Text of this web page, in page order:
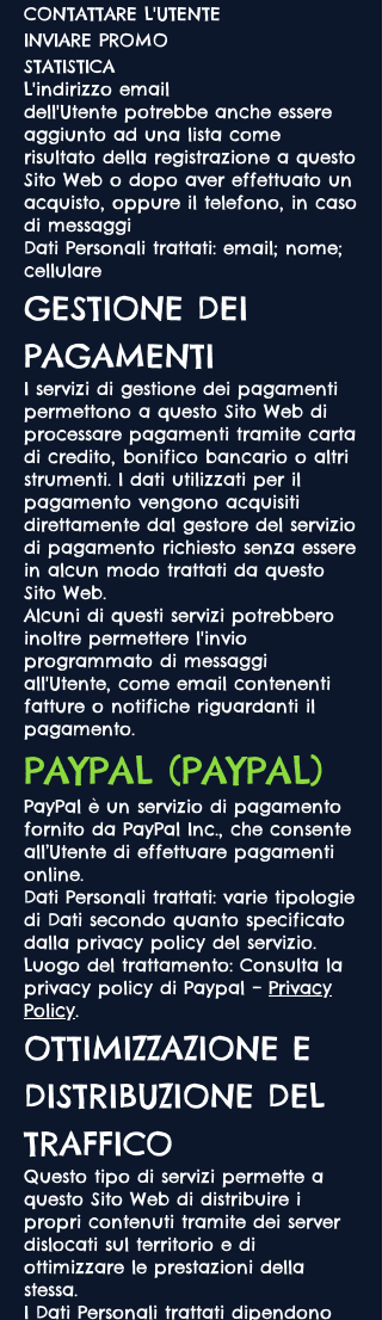
CONTATTARE L'UTENTE
INVIARE PROMO
STATISTICA
L'indirizzo email
dell'Utente potrebbe anche essere
aggiunto ad una lista come
risultato della registrazione a questo
Sito Web o dopo aver effettuato un
acquisto, oppure il telefono, in caso
di messaggi
Dati Personali trattati: email; nome;
cellulare
GESTIONE DEI
PAGAMENTI
I servizi di gestione dei pagamenti
permettono a questo Sito Web di
processare pagamenti tramite carta
di credito, bonifico bancario o altri
strumenti. I dati utilizzati per il
pagamento vengono acquisiti
direttamente dal gestore del servizio
di pagamento richiesto senza essere
in alcun modo trattati da questo
Sito Web.
Alcuni di questi servizi potrebbero
inoltre permettere l'invio
programmato di messaggi
all'Utente, come email contenenti
fatture o notifiche riguardanti il
pagamento.
PAYPAL (PAYPAL)
PayPal è un servizio di pagamento
fornito da PayPal Inc., che consente
all’Utente di effettuare pagamenti
online.
Dati Personali trattati: varie tipologie
di Dati secondo quanto specificato
dalla privacy policy del servizio.
Luogo del trattamento: Consulta la
privacy policy di Paypal – Privacy
Policy.
OTTIMIZZAZIONE E
DISTRIBUZIONE DEL
TRAFFICO
Questo tipo di servizi permette a
questo Sito Web di distribuire i
propri contenuti tramite dei server
dislocati sul territorio e di
ottimizzare le prestazioni della
stessa.
I Dati Personali trattati dipendono